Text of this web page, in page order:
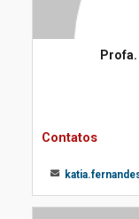
Contatos